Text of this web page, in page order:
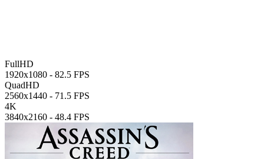
FullHD
1920x1080 - 82.5 FPS
QuadHD
2560x1440 - 71.5 FPS
4K
3840x2160 - 48.4 FPS